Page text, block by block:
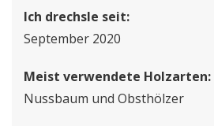
Ich drechsle seit:
September 2020
Meist verwendete Holzarten:
Nussbaum und Obsthölzer